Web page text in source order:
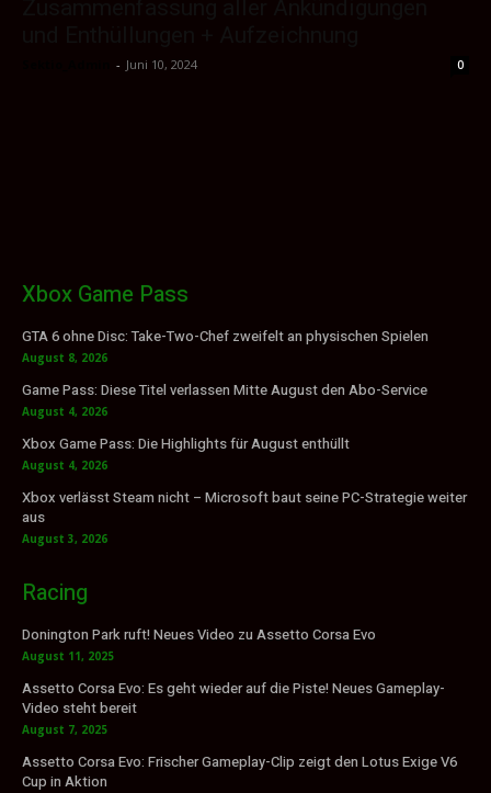
- Juni 10, 2024 0
Xbox Game Pass
GTA 6 ohne Disc: Take-Two-Chef zweifelt an physischen Spielen
August 8, 2026
Game Pass: Diese Titel verlassen Mitte August den Abo-Service
August 4, 2026
Xbox Game Pass: Die Highlights für August enthüllt
August 4, 2026
Xbox verlässt Steam nicht – Microsoft baut seine PC-Strategie weiter
aus
August 3, 2026
Racing
Donington Park ruft! Neues Video zu Assetto Corsa Evo
August 11, 2025
Assetto Corsa Evo: Es geht wieder auf die Piste! Neues Gameplay-
Video steht bereit
August 7, 2025
Assetto Corsa Evo: Frischer Gameplay-Clip zeigt den Lotus Exige V6
Cup in Aktion